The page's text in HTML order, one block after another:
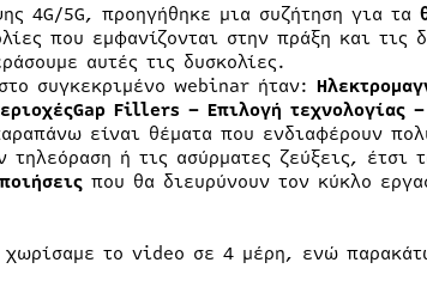
4G/5G, προηγήθηκε μια συζήτηση για τα
που εμφανίζονται στην πράξη και τις
αυτές τις δυσκολίες.
συγκεκριμένο webinar ήταν:
Gap Fillers – Επιλογή τεχνολογίας
είναι θέματα που ενδιαφέρουν
τηλεόραση ή τις ασύρματες ζεύξεις, έτσι
που θα διευρύνουν τον κύκλο
το video σε 4 μέρη, ενώ